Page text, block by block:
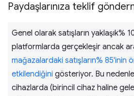
Paydaşlarınıza teklif
Genel olarak satışların yaklaşık%
platformlarda gerçekleşir ancak
mağazalardaki satışların% 85'inin
etkilendiğini gösteriyor. Bu
cihazlarda (birincil cihaz haline